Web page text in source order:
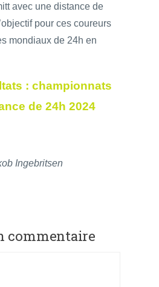
avec une distance de
pour ces coureurs
mondiaux de 24h en
: championnats
de 24h 2024
Ingebritsen
commentaire